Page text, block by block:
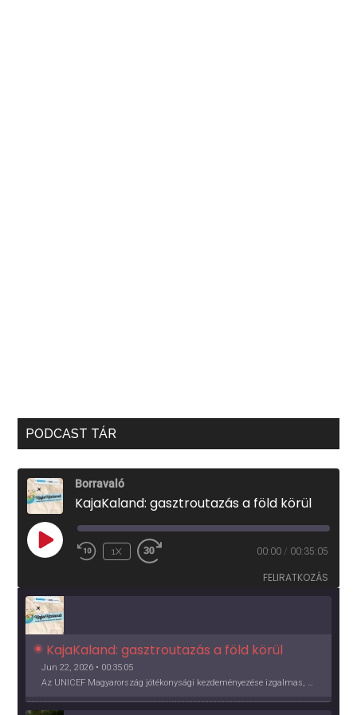
PODCAST TÁR
Borravaló
KajaKaland: gasztroutazás a föld körül
PLAY
EPISODE
1X 00:00 / 00:35:05
FELIRATKOZÁS
KajaKaland: gasztroutazás a föld körül
Jun 22, 2026 • 00:35:05
Az UNICEF Magyarország jótékonysági kezdeményezése izgalmas, egész éves világkörüli ízutazásra hív, igazi családi program és gasztroedukáció, illetve segítség a rászorulóknak is egyben.